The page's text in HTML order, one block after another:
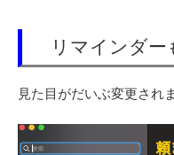
リマインダー
見た目がだいぶ変更され